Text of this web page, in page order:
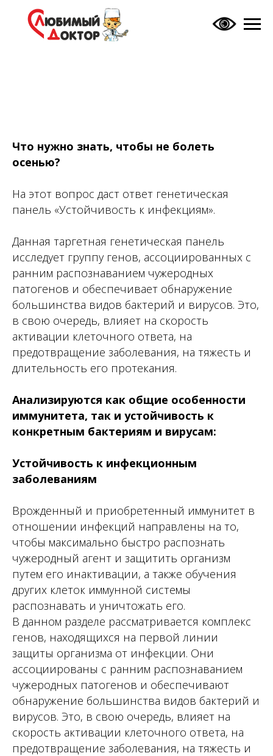
Что нужно знать, чтобы не болеть
осенью?
На этот вопрос даст ответ генетическая
панель «Устойчивость к инфекциям».
Данная таргетная генетическая панель
исследует группу генов, ассоциированных с
ранним распознаванием чужеродных
патогенов и обеспечивает обнаружение
большинства видов бактерий и вирусов. Это,
в свою очередь, влияет на скорость
активации клеточного ответа, на
предотвращение заболевания, на тяжесть и
длительность его протекания.
Анализируются как общие особенности
иммунитета, так и устойчивость к
конкретным бактериям и вирусам:
Устойчивость к инфекционным
заболеваниям
Врожденный и приобретенный иммунитет в
отношении инфекций направлены на то,
чтобы максимально быстро распознать
чужеродный агент и защитить организм
путем его инактивации, а также обучения
других клеток иммунной системы
распознавать и уничтожать его.
В данном разделе рассматривается комплекс
генов, находящихся на первой линии
защиты организма от инфекции. Они
ассоциированы с ранним распознаванием
чужеродных патогенов и обеспечивают
обнаружение большинства видов бактерий и
вирусов. Это, в свою очередь, влияет на
скорость активации клеточного ответа, на
предотвращение заболевания, на тяжесть и